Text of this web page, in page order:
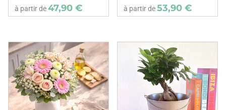
à partir de47,90 € à partir de53,90 €